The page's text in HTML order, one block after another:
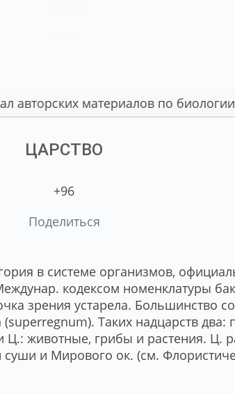
материалов по биологии
ЦАРСТВО
+96
Поделиться
в сис­те­ме ор­га­низ­мов,
ко­дек­сом но­менк­ла­ту­ры
зре­ния ус­та­ре­ла.
Та­ких над­царств
Ц.: жи­вот­ные, гри­бы и рас­те­ния. Ц.
и Ми­ро­во­го ок. (см.